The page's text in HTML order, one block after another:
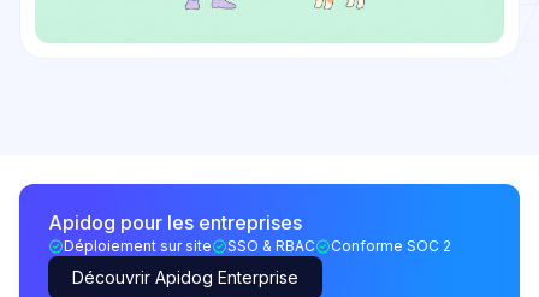
Apidog pour les entreprises
Déploiement sur site SSO & RBAC Conforme SOC 2
Découvrir Apidog Enterprise